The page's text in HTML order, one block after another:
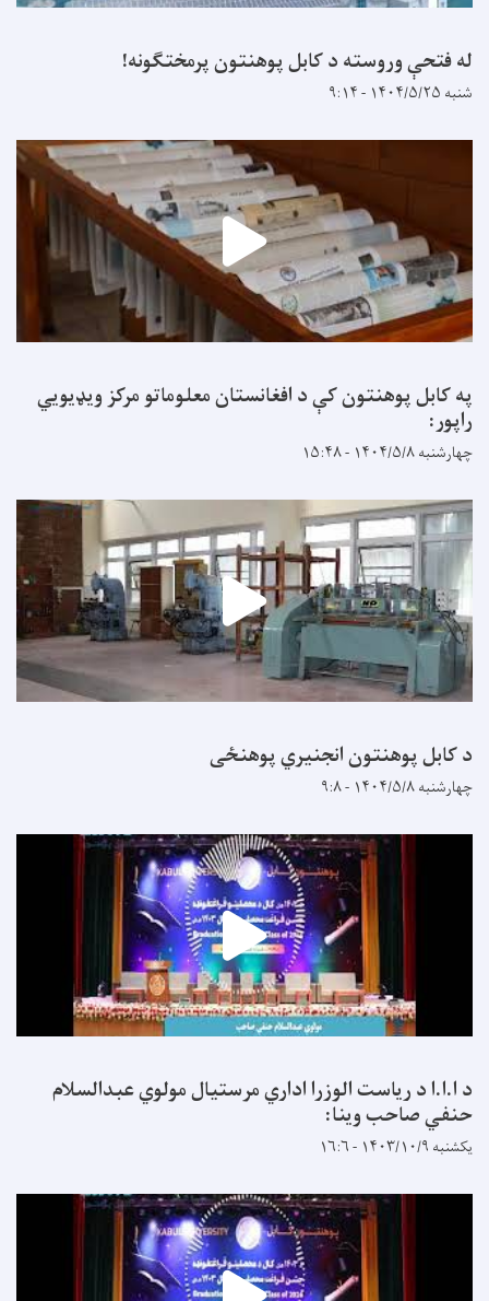
له فتحې وروسته د کابل پوهنتون پرمختګونه!
شنبه ۱۴۰۴/۵/۲۵ - ۹:۱۴
په کابل پوهنتون کې د افغانستان معلوماتو مرکز ویډیويي
راپور:
چهارشنبه ۱۴۰۴/۵/۸ - ۱۵:۴۸
د کابل پوهنتون انجنیري پوهنځی
چهارشنبه ۱۴۰۴/۵/۸ - ۹:۸
د ا.ا.ا د ریاست الوزرا اداري مرستیال مولوي عبدالسلام
حنفي صاحب وینا:
یکشنبه ۱۴۰۳/۱۰/۹ - ۱۶:۶